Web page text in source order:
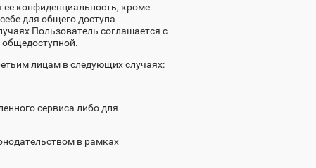
конфиденциальность, кроме
для общего доступа
Пользователь соглашается с
общедоступной.
лицам в следующих случаях:
сервиса либо для
в рамках